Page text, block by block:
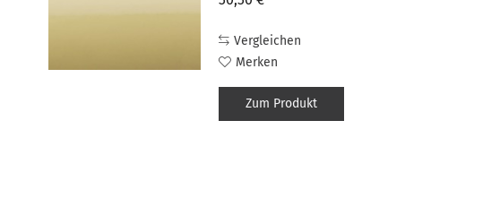
Vergleichen
Merken
Zum Produkt